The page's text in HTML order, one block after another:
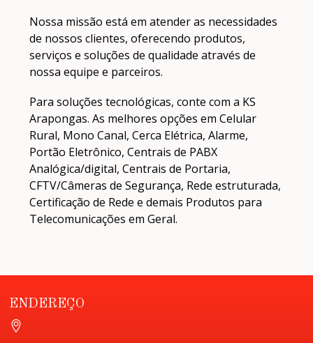
Nossa missão está em atender as necessidades
de nossos clientes, oferecendo produtos,
serviços e soluções de qualidade através de
nossa equipe e parceiros.
Para soluções tecnológicas, conte com a KS
Arapongas. As melhores opções em Celular
Rural, Mono Canal, Cerca Elétrica, Alarme,
Portão Eletrônico, Centrais de PABX
Analógica/digital, Centrais de Portaria,
CFTV/Câmeras de Segurança, Rede estruturada,
Certificação de Rede e demais Produtos para
Telecomunicações em Geral.
ENDEREÇO